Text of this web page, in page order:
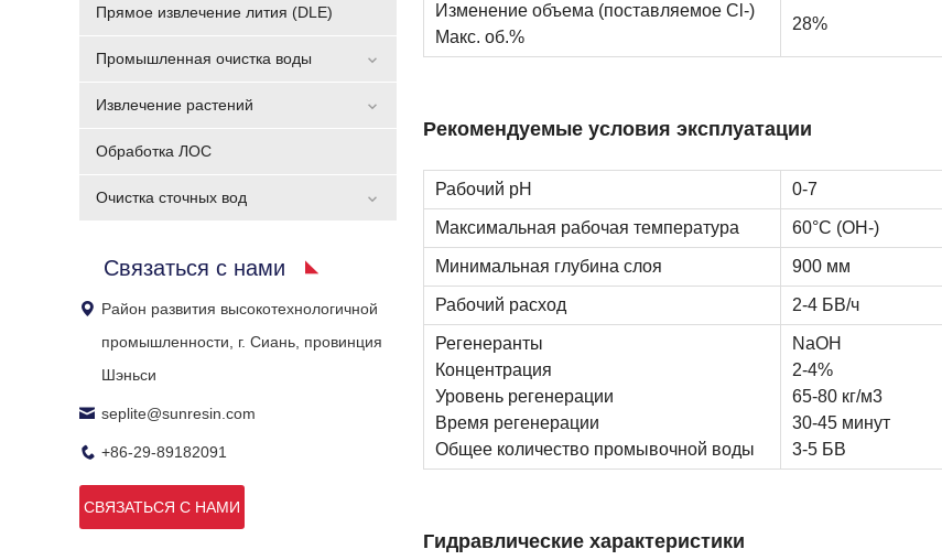
Изменение объема (поставляемое Cl-)
Макс. об.%
28%
Рекомендуемые условия эксплуатации
Рабочий pH 0-7
Максимальная рабочая температура 60°C (ОН-)
Минимальная глубина слоя 900 мм
Рабочий расход 2-4 БВ/ч
Регенеранты
Концентрация
Уровень регенерации
Время регенерации
Общее количество промывочной воды
NaOH
2-4%
65-80 кг/м3
30-45 минут
3-5 БВ
Гидравлические характеристики
Прямое извлечение лития (DLE)
Промышленная очистка воды
Извлечение растений
Обработка ЛОС
Очистка сточных вод
Связаться с нами
Район развития высокотехнологичной
промышленности, г. Сиань, провинция
Шэньси
seplite@sunresin.com
+86-29-89182091
СВЯЗАТЬСЯ С НАМИ